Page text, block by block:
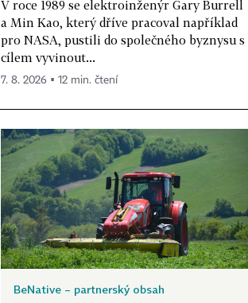
V roce 1989 se elektroinženýr Gary Burrell
a Min Kao, který dříve pracoval například
pro NASA, pustili do společného byznysu s
cílem vyvinout...
7. 8. 2026 ▪ 12 min. čtení
BeNative – partnerský obsah